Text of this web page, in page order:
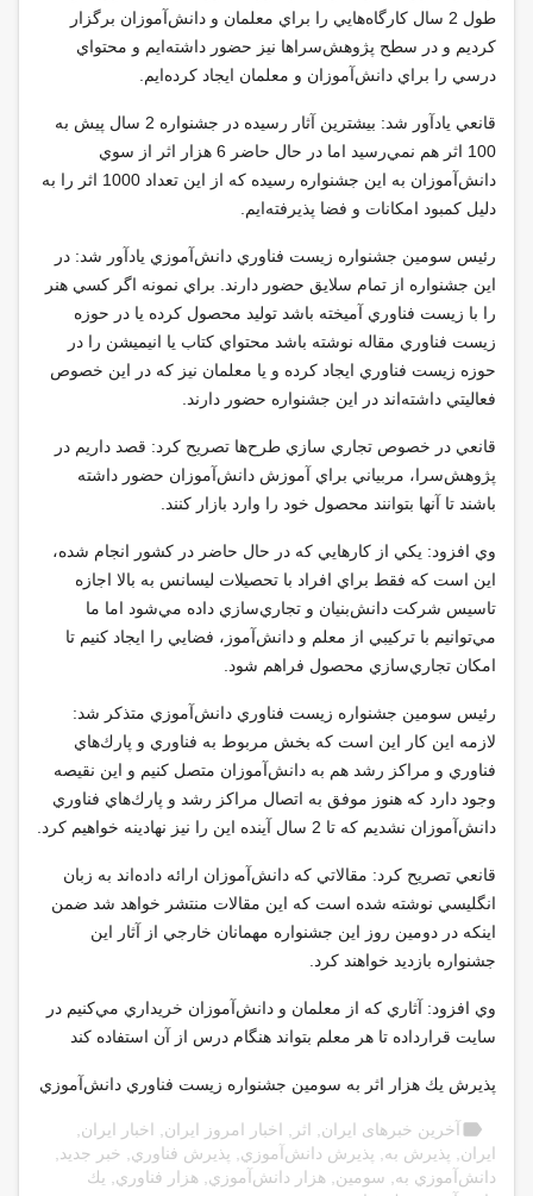
طول 2 سال كارگاه‌هايي را براي معلمان و دانش‌آموزان برگزار
كرديم و در سطح پژوهش‌سراها نيز حضور داشته‌ايم و محتواي
درسي را براي دانش‌آموزان و معلمان ايجاد كرده‌ايم
قانعي يادآور شد: بيشترين آثار رسيده در جشنواره 2 سال پيش به
100 اثر هم نمي‌رسيد اما در حال حاضر 6 هزار اثر از سوي
دانش‌آموزان به اين جشنواره رسيده كه از اين تعداد 1000 اثر را به
دليل كمبود امكانات و فضا پذيرفته‌ايم
رئيس سومين جشنواره زيست فناوري دانش‌آموزي يادآور شد: در
اين جشنواره از تمام سلايق حضور دارند. براي نمونه اگر كسي هنر
را با زيست فناوري آميخته باشد توليد محصول كرده يا در حوزه
زيست فناوري مقاله نوشته باشد محتواي كتاب يا انيميشن را در
حوزه زيست فناوري ايجاد كرده و يا معلمان نيز كه در اين خصوص
فعاليتي داشته‌اند در اين جشنواره حضور دارند
قانعي در خصوص تجاري سازي طرح‌ها تصريح كرد: قصد داريم در
پژوهش‌سرا، مربياني براي آموزش دانش‌آموزان حضور داشته
باشند تا آنها بتوانند محصول خود را وارد بازار كنند
وي افزود: يكي از كارهايي كه در حال حاضر در كشور انجام شده،
اين است كه فقط براي افراد با تحصيلات ليسانس به بالا اجازه
تاسيس شركت دانش‌بنيان و تجاري‌سازي داده مي‌شود اما ما
مي‌توانيم با تركيبي از معلم و دانش‌آموز، فضايي را ايجاد كنيم تا
امكان تجاري‌سازي محصول فراهم شود
رئيس سومين جشنواره زيست فناوري دانش‌آموزي متذكر شد:
لازمه اين كار اين است كه بخش مربوط به فناوري و پارك‌هاي
فناوري و مراكز رشد هم به دانش‌آموزان متصل كنيم و اين نقيصه
وجود دارد كه هنوز موفق به اتصال مراكز رشد و پارك‌هاي فناوري
دانش‌آموزان نشديم كه تا 2 سال آينده اين را نيز نهادينه خواهيم كرد
قانعي تصريح كرد: مقالاتي كه دانش‌آموزان ارائه داده‌اند به زبان
انگليسي نوشته شده است كه اين مقالات منتشر خواهد شد ضمن
اينكه در دومين روز اين جشنواره مهمانان خارجي از آثار اين
جشنواره بازديد خواهند كرد
وي افزود: آثاري كه از معلمان و دانش‌آموزان خريداري مي‌كنيم در
سايت قرارداده تا هر معلم بتواند هنگام درس از آن استفاده كند
پذيرش يك هزار اثر به سومين جشنواره زيست فناوري دانش‌آموزي
label آخرین خبرهای ایران اثر اخبار امروز ایران اخبار ایران
ایران
پذيرش به پذيرش دانش‌آموزي پذيرش فناوري خبر جدید
دانش‌آموزي به
سومين هزار دانش‌آموزي هزار فناوري
يك